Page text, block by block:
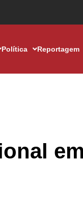
Política Reportagem